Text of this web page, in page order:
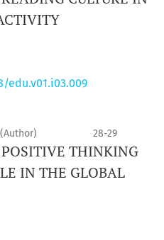
edu.v01.i03.009
28-29
THINKING
IN THE GLOBAL